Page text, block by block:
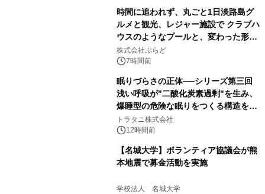
時間に追われず、丸ごと1日淡路島グ
ルメと観光、レジャー施設で クラブハ
ウスのようなプールと、変わった形の
サウナも 「THE BOXY AWAJI」のお
得な素泊まり連泊プランで
株式会社ぷらど
7時間前
眠りづらさの正体──シリーズ第三回
浅い呼吸が"二酸化炭素過剰"を生み、
爆睡型の危険な眠りをつくる構造を解
説
トラタニ株式会社
12時間前
【名城大学】ボランティア協議会が熊
本地震で募金活動を実施
学校法人 名城大学